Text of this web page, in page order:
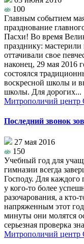
100
Главным событием
празднование
Пасхи! Во время
празднику:
оттачивали свое
наконец, 29 мая 2016
состоялся
воскресной школы и
школы. Для дорогих...
Митрополичий центр
Последний звонок
27 мая 2016
150
Учебный год для
гимназии всегда
Господу. Для
у кого-то более
разочарования, а
напряженным этот
минуты они молятся
серьезная проверка
Митрополичий центр